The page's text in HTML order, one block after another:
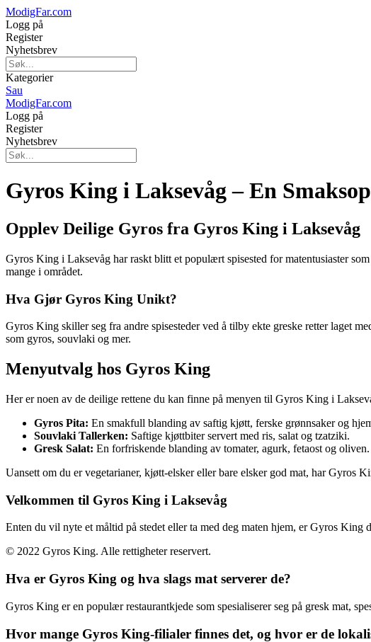
ModigFar.com
Logg på
Register
Nyhetsbrev
Kategorier
Sau
ModigFar.com
Logg på
Register
Nyhetsbrev
Gyros King i Laksevåg – En
Opplev Deilige Gyros fra Gyros King i Laksevåg
Gyros King i Laksevåg har raskt blitt et populært spisested for matentusiaster
mange i området.
Hva Gjør Gyros King Unikt?
Gyros King skiller seg fra andre spisesteder ved å tilby ekte greske retter laget
som gyros, souvlaki og mer.
Menyutvalg hos Gyros King
Her er noen av de deilige rettene du kan finne på menyen til Gyros King i
Gyros Pita: En smakfull blanding av saftig kjøtt, ferske grønnsaker og
Souvlaki Tallerken: Saftige kjøttbiter servert med ris, salat og tzatziki.
Gresk Salat: En forfriskende blanding av tomater, agurk, fetaost og oliven.
Uansett om du er vegetarianer, kjøtt-elsker eller bare elsker god mat, har Gyros
Velkommen til Gyros King i Laksevåg
Enten du vil nyte et måltid på stedet eller ta med deg maten hjem, er Gyros
© 2022 Gyros King. Alle rettigheter reservert.
Hva er Gyros King og hva slags mat serverer de?
Gyros King er en populær restaurantkjede som spesialiserer seg på gresk mat,
Hvor mange Gyros King-filialer finnes det, og hvor er de